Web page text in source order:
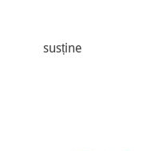
susține